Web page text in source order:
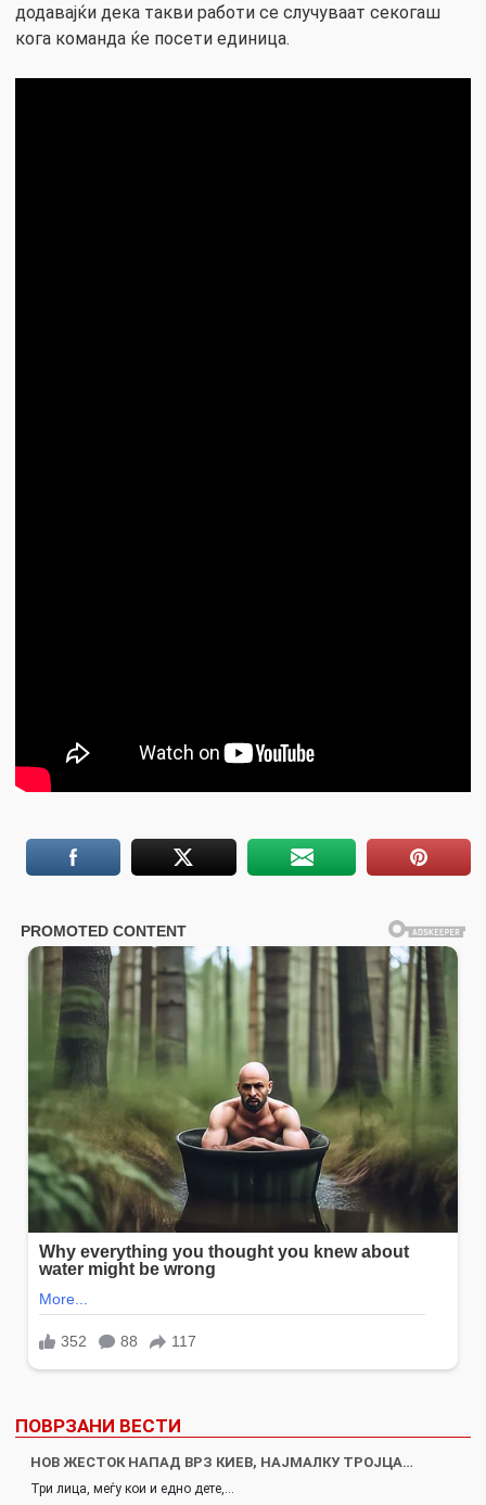
додавајќи дека такви работи се случуваат секогаш
кога команда ќе посети единица.
ПОВРЗАНИ ВЕСТИ
НОВ ЖЕСТОК НАПАД ВРЗ КИЕВ, НАЈМАЛКУ ТРОЈЦА…
Три лица, меѓу кои и едно дете,…